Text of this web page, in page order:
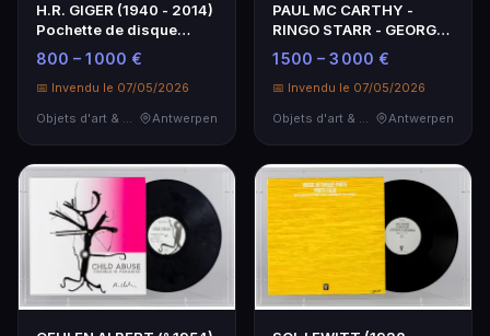
H.R. GIGER (1940 - 2014)
Pochette de disque
représentant Deb…
800 – 1 000 €
📅 Invendu le 07/05/2026
Objets d'art & Curiosités
Antwerpen
PAUL MC CARTHY -
RINGO STARR - GEORGE
HARRISON pochette de
l…
1 500 – 3 000 €
📅 Invendu le 07/05/2026
Objets d'art & Curiosités
Antwerpen